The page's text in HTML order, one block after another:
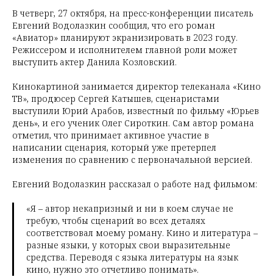
В четверг, 27 октября, на пресс-конференции писатель
Евгений Водолазкин сообщил, что его роман
«Авиатор» планируют экранизировать в 2023 году.
Режиссером и исполнителем главной роли может
выступить актер Данила Козловский.
Кинокартиной занимается директор телеканала «Кино
ТВ», продюсер Сергей Катышев, сценаристами
выступили Юрий Арабов, известный по фильму «Юрьев
день», и его ученик Олег Сироткин. Сам автор романа
отметил, что принимает активное участие в
написании сценария, который уже претерпел
изменения по сравнению с первоначальной версией.
Евгений Водолазкин рассказал о работе над фильмом:
«Я – автор некапризный и ни в коем случае не
требую, чтобы сценарий во всех деталях
соответствовал моему роману. Кино и литература –
разные языки, у которых свои выразительные
средства. Переводя с языка литературы на язык
кино, нужно это отчетливо понимать».